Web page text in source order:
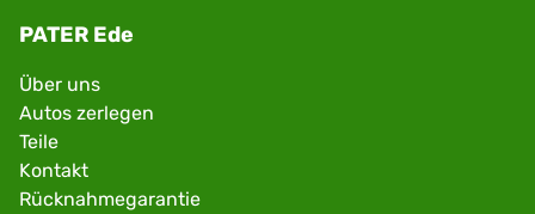
PATER Ede
Über uns
Autos zerlegen
Teile
Kontakt
Rücknahmegarantie